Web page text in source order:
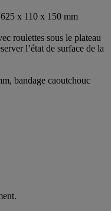
x 110 x 150 mm
roulettes sous le plateau
l’état de surface de la
bandage caoutchouc